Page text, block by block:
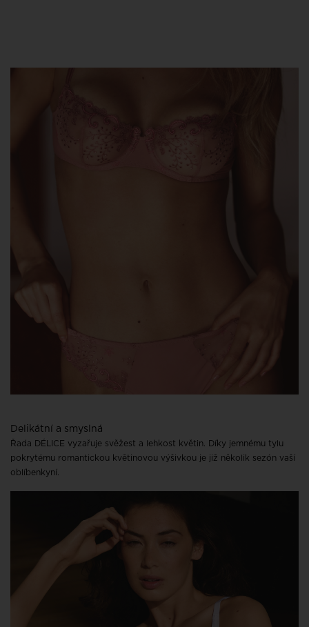
Delikátní a smyslná
Řada DÉLICE vyzařuje svěžest a lehkost květin. Díky jemnému tylu
pokrytému romantickou květinovou výšivkou je již několik sezón vaší
oblíbenkyní.